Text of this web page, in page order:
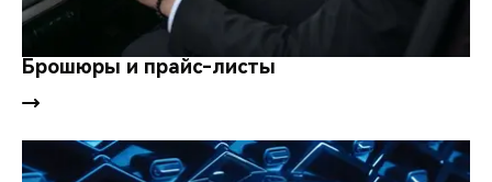
Брошюры и прайс-листы